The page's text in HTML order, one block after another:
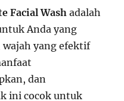
Facial Wash adalah
Anda yang
yang efektif
dan
ini cocok untuk